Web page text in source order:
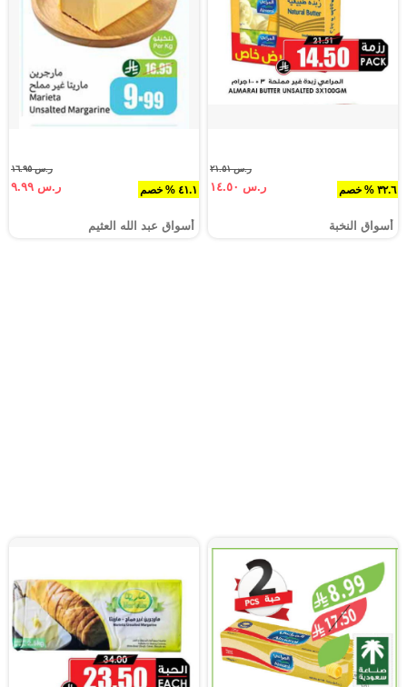
٣٢.٦ % خصم
ر.س ٢١.٥١
ر.س ١٤.٥٠
أسواق النخبة
٤١.١ % خصم
ر.س ١٦.٩٥
ر.س ٩.٩٩
أسواق عبد الله العثيم